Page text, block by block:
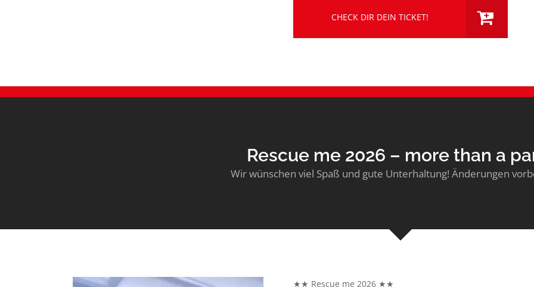
CHECK DIR DEIN TICKET!
Rescue me 2026 – more than a
Wir wünschen viel Spaß und gute Unterhaltung! Änderungen
★★ Rescue me 2026 ★★